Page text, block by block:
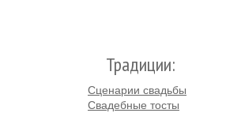
Традиции:
Сценарии свадьбы
Свадебные тосты